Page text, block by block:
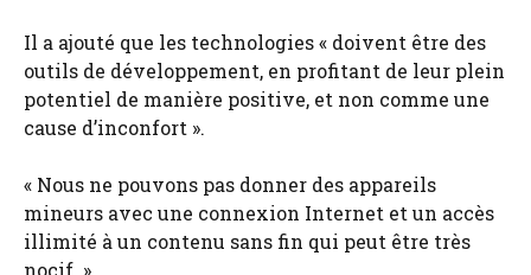
Il a ajouté que les technologies « doivent être des
outils de développement, en profitant de leur plein
potentiel de manière positive, et non comme une
cause d’inconfort ».
« Nous ne pouvons pas donner des appareils
mineurs avec une connexion Internet et un accès
illimité à un contenu sans fin qui peut être très